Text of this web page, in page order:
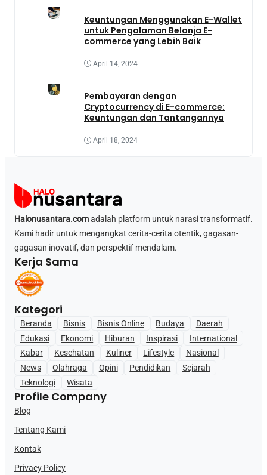
Keuntungan Menggunakan E-Wallet
untuk Pengalaman Belanja E-
commerce yang Lebih Baik
April 14, 2024
Pembayaran dengan
Cryptocurrency di E-commerce:
Keuntungan dan Tantangannya
April 18, 2024
Halonusantara.comadalah platform untuk narasi transformatif.
Kami hadir untuk mengangkat cerita-cerita otentik, gagasan-
gagasan inovatif, dan perspektif mendalam.
Kerja Sama
Kategori
Beranda Bisnis Bisnis Online Budaya
Daerah
Edukasi
Ekonomi Hiburan Inspirasi
International
Kabar
Kesehatan Kuliner Lifestyle
Nasional
News
Olahraga Opini Pendidikan
Sejarah
Teknologi
Wisata
Profile Company
Blog
Tentang Kami
Kontak
Privacy Policy